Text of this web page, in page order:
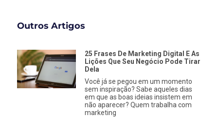
Outros Artigos
25 Frases De Marketing Digital E As
Lições Que Seu Negócio Pode Tirar
Dela
Você já se pegou em um momento
sem inspiração? Sabe aqueles dias
em que as boas ideias insistem em
não aparecer? Quem trabalha com
marketing